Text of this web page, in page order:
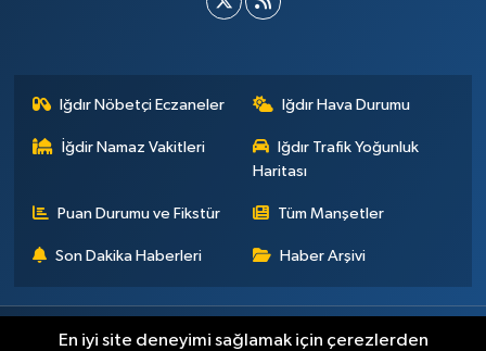
Iğdır Nöbetçi Eczaneler Iğdır Hava Durumu
İğdir Namaz Vakitleri
Iğdır Trafik Yoğunluk
Haritası
Puan Durumu ve Fikstür Tüm Manşetler
Son Dakika Haberleri Haber Arşivi
Künye İletişim Çerez Politikası Gizlilik ilkeleri
En iyi site deneyimi sağlamak için çerezlerden